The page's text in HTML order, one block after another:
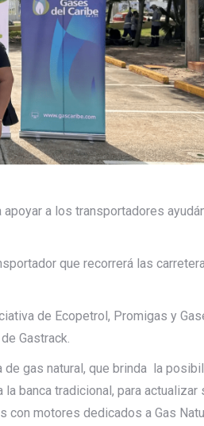
a los transportadores
que recorrerá las
de Ecopetrol, Promigas y
Gastrack.
gas natural, que brinda la
banca tradicional, para actualizar
con motores dedicados a Gas